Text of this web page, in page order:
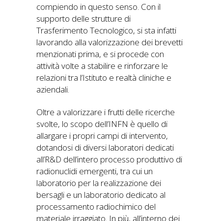
compiendo in questo senso. Con il
supporto delle strutture di
Trasferimento Tecnologico, si sta infatti
lavorando alla valorizzazione dei brevetti
menzionati prima, e si procede con
attività volte a stabilire e rinforzare le
relazioni tra l’Istituto e realtà cliniche e
aziendali.
Oltre a valorizzare i frutti delle ricerche
svolte, lo scopo dell’INFN è quello di
allargare i propri campi di intervento,
dotandosi di diversi laboratori dedicati
all’R&D dell’intero processo produttivo di
radionuclidi emergenti, tra cui un
laboratorio per la realizzazione dei
bersagli e un laboratorio dedicato al
processamento radiochimico del
materiale irraggiato. In più, all’interno dei